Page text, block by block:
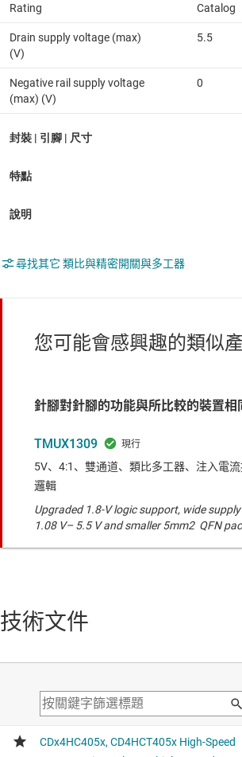
Rating Catalog
Drain supply voltage (max)
(V)
5.5
Negative rail supply voltage
(max) (V)
0
尋找其它 類比與精密開關與多工器
您可能會感興趣的類似
針腳對針腳的功能與所比較的裝置相
TMUX1309
5V、4:1、雙通道、類比多工器、注入電
邏輯
Upgraded 1.8-V logic support, wide
1.08 V– 5.5 V and smaller 5mm2 QFN
技術文件